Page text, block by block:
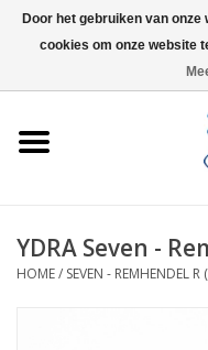
YDRA Seven -
HOME/ SEVEN - REMHENDEL R
Door het gebruiken van
cookies om onze website